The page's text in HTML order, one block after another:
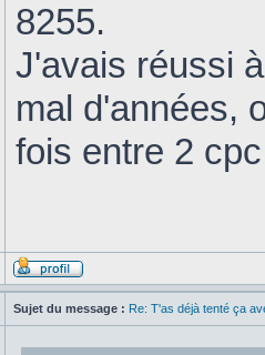
8255.
J'avais réussi
mal d'années,
fois entre 2
Sujet du message : Re: T'as déjà tenté ça